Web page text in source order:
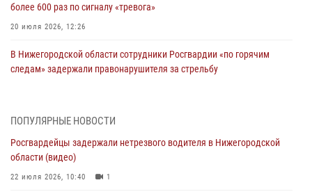
более 600 раз по сигналу «тревога»
20 июля 2026, 12:26
В Нижегородской области сотрудники Росгвардии «по горячим
следам» задержали правонарушителя за стрельбу
В Нижегородской области продолжаются мероприятия в рамках
16 июля 2026, 05:00
Росгвардейцы обеспечили безопасность на VK Fest в Нижнем
ПОПУЛЯРНЫЕ НОВОСТИ
Росгвардейцы задержали нетрезвого водителя в Нижегородской
области (видео)
22 июля 2026, 10:40 1